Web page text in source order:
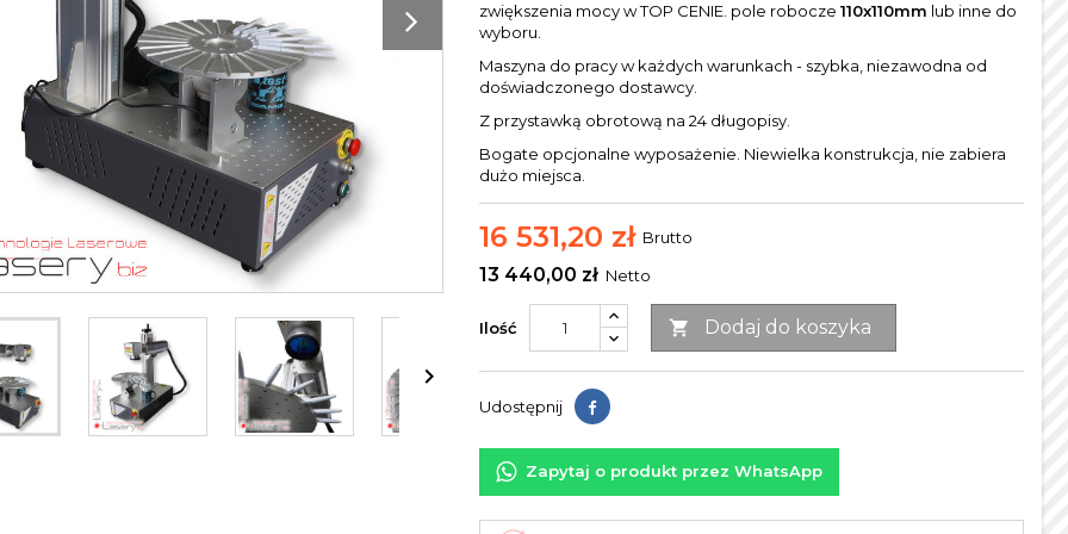

zwiększenia mocy w TOP CENIE. pole robocze 110x110mm lub inne do
wyboru.
Maszyna do pracy w każdych warunkach - szybka, niezawodna od
doświadczonego dostawcy.
Z przystawką obrotową na 24 długopisy.
Bogate opcjonalne wyposażenie. Niewielka konstrukcja, nie zabiera
dużo miejsca.
16 531,20 zł Brutto
13 440,00 zł Netto
Ilość  Dodaj do koszyka
Udostępnij
Zapytaj o produkt przez WhatsApp